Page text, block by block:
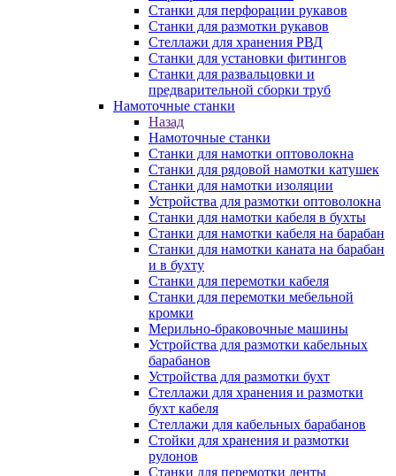
Станки для перфорации рукавов
Станки для размотки рукавов
Стеллажи для хранения РВД
Станки для установки фитингов
Станки для развальцовки и
предварительной сборки труб
Намоточные станки
Назад
Намоточные станки
Станки для намотки оптоволокна
Станки для рядовой намотки катушек
Станки для намотки изоляции
Устройства для размотки оптоволокна
Станки для намотки кабеля в бухты
Станки для намотки кабеля на барабан
Станки для намотки каната на барабан
и в бухту
Станки для перемотки кабеля
Станки для перемотки мебельной
кромки
Мерильно-браковочные машины
Устройства для размотки кабельных
барабанов
Устройства для размотки бухт
Стеллажи для хранения и размотки
бухт кабеля
Стеллажи для кабельных барабанов
Стойки для хранения и размотки
рулонов
Станки для перемотки ленты